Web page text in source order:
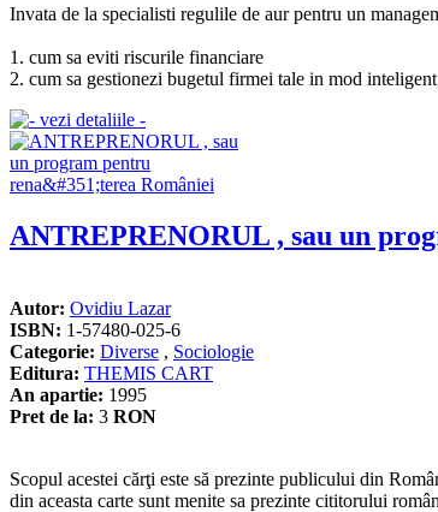
Invata de la specialisti regulile de aur pentru un
1. cum sa eviti riscurile financiare
2. cum sa gestionezi bugetul firmei tale in mod
ANTREPRENORUL , sau un
Autor: Ovidiu Lazar
ISBN: 1-57480-025-6
Categorie: Diverse , Sociologie
Editura: THEMIS CART
An apartie: 1995
Pret de la: 3 RON
Scopul acestei cărţi este să prezinte publicului din
din aceasta carte sunt menite sa prezinte cititorului